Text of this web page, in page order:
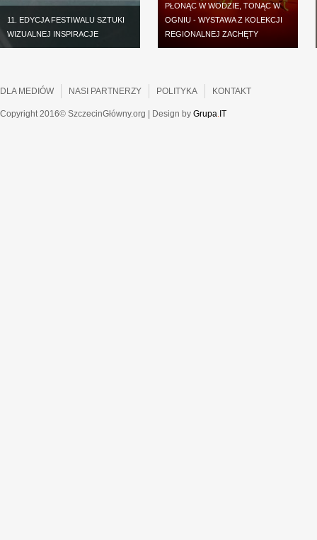
11. EDYCJA FESTIWALU SZTUKI
WIZUALNEJ INSPIRACJE
PŁONĄC W WODZIE, TONĄC W
OGNIU - WYSTAWA Z KOLEKCJI
REGIONALNEJ ZACHĘTY
DLA MEDIÓW NASI PARTNERZY POLITYKA KONTAKT
Copyright 2016© SzczecinGłówny.org | Design by Grupa.IT